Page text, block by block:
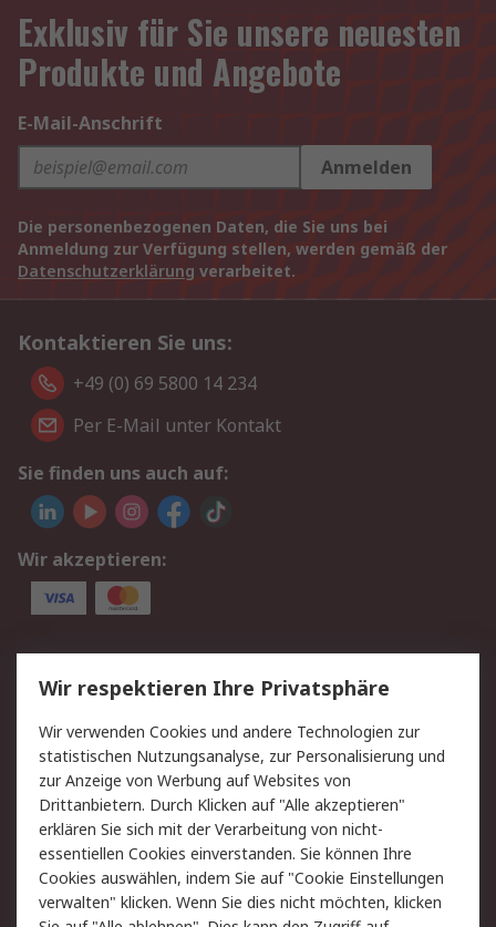
Exklusiv für Sie unsere neuesten
Produkte und Angebote
E-Mail-Anschrift
Anmelden
Die personenbezogenen Daten, die Sie uns bei
Anmeldung zur Verfügung stellen, werden gemäß der
Datenschutzerklärung verarbeitet.
Kontaktieren Sie uns:
+49 (0) 69 5800 14 234
Per E-Mail unter Kontakt
Sie finden uns auch auf:
Wir akzeptieren:
Service
Value Added Services
Lieferlösungen
Rücksendungen
Kontakt
Hilfe
Privatkunden
Rechtliches
AGB
Datenschutz
Cookie-Richtlinie
Zahlungsbedingungen
Wir respektieren Ihre Privatsphäre
Wir verwenden Cookies und andere Technologien zur
statistischen Nutzungsanalyse, zur Personalisierung und
zur Anzeige von Werbung auf Websites von
Drittanbietern. Durch Klicken auf "Alle akzeptieren"
erklären Sie sich mit der Verarbeitung von nicht-
essentiellen Cookies einverstanden. Sie können Ihre
Cookies auswählen, indem Sie auf "Cookie Einstellungen
verwalten" klicken. Wenn Sie dies nicht möchten, klicken